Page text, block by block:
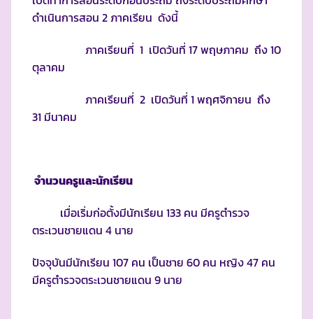
ดำเนินการสอน 2 ภาคเรียน ดังนี้
ภาคเรียนที่ 1 เปิดวันที่ 17 พฤษภาคม ถึง 10
ตุลาคม
ภาคเรียนที่ 2 เปิดวันที่ 1 พฤศจิกายน ถึง
31 มีนาคม
จำนวนครูและนักเรียน
เมื่อเริ่มก่อตั้งมีนักเรียน 133 คน มีครูตำรวจ
ตระเวนชายแดน 4 นาย
ปัจจุบันมีนักเรียน 107 คน เป็นชาย 60 คน หญิง 47 คน
มีครูตำรวจตระเวนชายแดน 9 นาย